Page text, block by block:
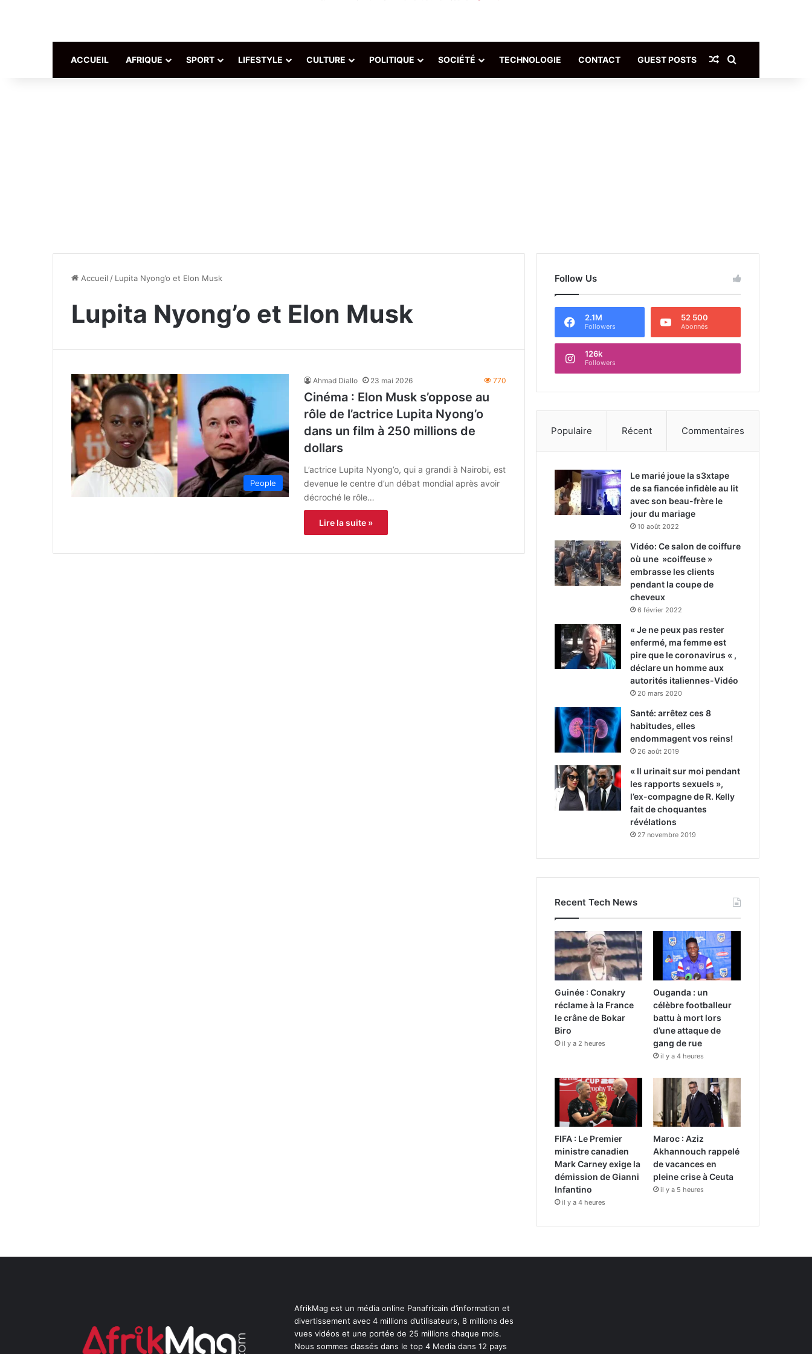
ACCUEIL AFRIQUE SPORT LIFESTYLE CULTURE POLITIQUE SOCIÉTÉ TECHNOLOGIE CONTACT GUEST POSTS Article Aléatoire
Accueil / Lupita Nyong’o et Elon Musk
Lupita Nyong’o et Elon Musk
People
Ahmad Diallo 23 mai 2026 770
Cinéma : Elon Musk s’oppose au
rôle de l’actrice Lupita Nyong’o
dans un film à 250 millions de
dollars
L’actrice Lupita Nyong’o, qui a grandi à Nairobi, est
devenue le centre d’un débat mondial après avoir
décroché le rôle…
Lire la suite »
Follow Us
2.1M
Followers
52 500
Abonnés
126k
Followers
Populaire Récent Commentaires
Le marié joue la s3xtape
de sa fiancée infidèle au lit
avec son beau-frère le
jour du mariage
10 août 2022
Vidéo: Ce salon de coiffure
où une »coiffeuse »
embrasse les clients
pendant la coupe de
cheveux
6 février 2022
« Je ne peux pas rester
enfermé, ma femme est
pire que le coronavirus « ,
déclare un homme aux
autorités italiennes-Vidéo
20 mars 2020
Santé: arrêtez ces 8
habitudes, elles
endommagent vos reins!
26 août 2019
« Il urinait sur moi pendant
les rapports sexuels »,
l’ex-compagne de R. Kelly
fait de choquantes
révélations
27 novembre 2019
Recent Tech News
Guinée : Conakry
réclame à la France
le crâne de Bokar
Biro
il y a 2 heures
Ouganda : un
célèbre footballeur
battu à mort lors
d’une attaque de
gang de rue
il y a 4 heures
FIFA : Le Premier
ministre canadien
Mark Carney exige la
démission de Gianni
Infantino
il y a 4 heures
Maroc : Aziz
Akhannouch rappelé
de vacances en
pleine crise à Ceuta
il y a 5 heures
AfrikMag est un média online Panafricain d’information et
divertissement avec 4 millions d’utilisateurs, 8 millions des
vues vidéos et une portée de 25 millions chaque mois.
Nous sommes classés dans le top 4 Media dans 12 pays